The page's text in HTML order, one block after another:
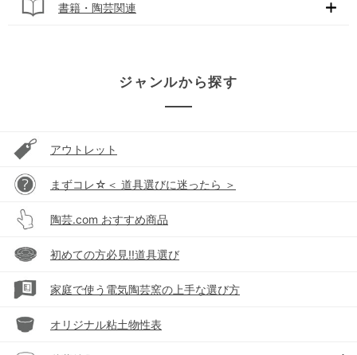
書籍・陶芸関連
ジャンルから探す
アウトレット
まずコレ☆＜ 道具選びに迷ったら ＞
陶芸.com おすすめ商品
初めての方必見!!道具選び
家庭で使う電気陶芸窯の上手な選び方
オリジナル粘土物性表